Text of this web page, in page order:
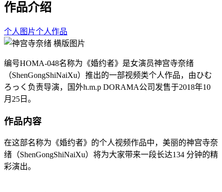
作品介绍
个人图片个人作品
编号HOMA-048名称为《婚约者》是女演员神宫寺奈绪
（ShenGongShiNaiXu）推出的一部视频类个人作品，由ひむ
ろっく负责导演，国外h.m.p DORAMA公司发售于2018年10
月25日。
作品内容
在这部名称为《婚约者》的个人视频作品中，美丽的神宫寺奈
绪（ShenGongShiNaiXu）将为大家带来一段长达134 分钟的精
彩演出。